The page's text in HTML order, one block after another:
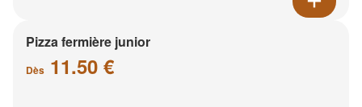
Pizza fermière junior
Dès 11.50 €